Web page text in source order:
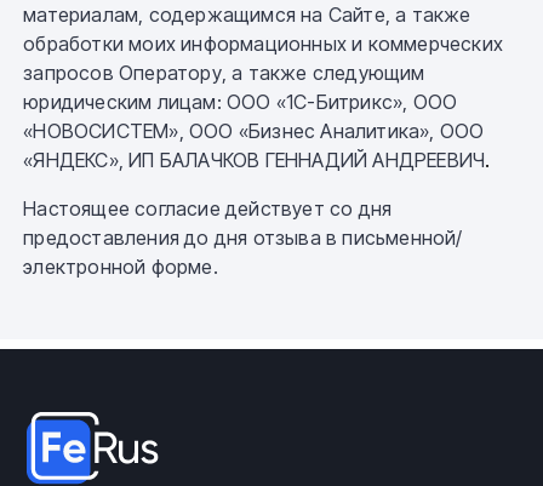
материалам, содержащимся на Сайте, а также
обработки моих информационных и коммерческих
запросов Оператору, а также следующим
юридическим лицам: ООО «1С-Битрикс», ООО
«НОВОСИСТЕМ», ООО «Бизнес Аналитика», ООО
«ЯНДЕКС»,ИП БАЛАЧКОВ ГЕННАДИЙ АНДРЕЕВИЧ.
Настоящее согласие действует со дня
предоставления до дня отзыва в письменной/
электронной форме.